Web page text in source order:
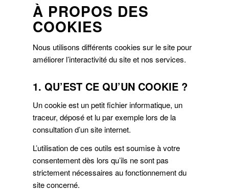
À PROPOS DES
COOKIES
Nous utilisons différents cookies sur le site pour
améliorer l’interactivité du site et nos services.
1. QU’EST CE QU’UN COOKIE ?
Un cookie est un petit fichier informatique, un
traceur, déposé et lu par exemple lors de la
consultation d’un site internet.
L’utilisation de ces outils est soumise à votre
consentement dès lors qu’ils ne sont pas
strictement nécessaires au fonctionnement du
site concerné.